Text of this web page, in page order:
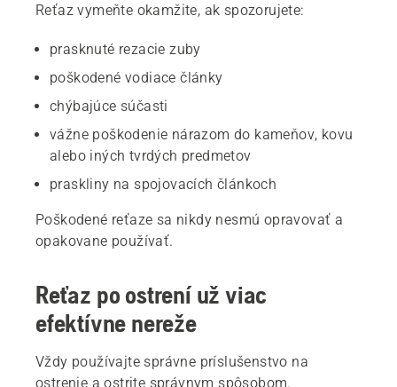
Reťaz vymeňte okamžite, ak spozorujete:
prasknuté rezacie zuby
poškodené vodiace články
chýbajúce súčasti
vážne poškodenie nárazom do kameňov, kovu
alebo iných tvrdých predmetov
praskliny na spojovacích článkoch
Poškodené reťaze sa nikdy nesmú opravovať a
opakovane používať.
Reťaz po ostrení už viac
efektívne nereže
Vždy používajte správne príslušenstvo na
ostrenie a ostrite správnym spôsobom.